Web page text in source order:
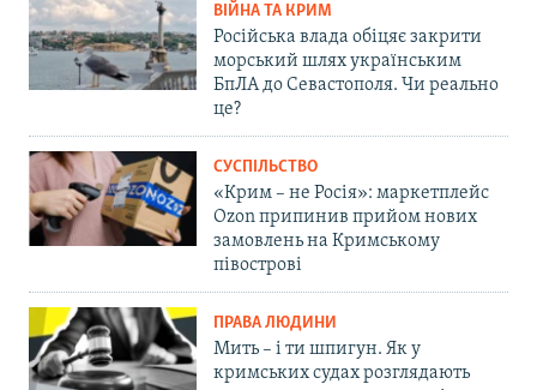
ВІЙНА ТА КРИМ
Російська влада обіцяє закрити
морський шлях українським
БпЛА до Севастополя. Чи реально
це?
СУСПІЛЬСТВО
«Крим – не Росія»: маркетплейс
Ozon припинив прийом нових
замовлень на Кримському
півострові
ПРАВА ЛЮДИНИ
Мить – і ти шпигун. Як у
кримських судах розглядають